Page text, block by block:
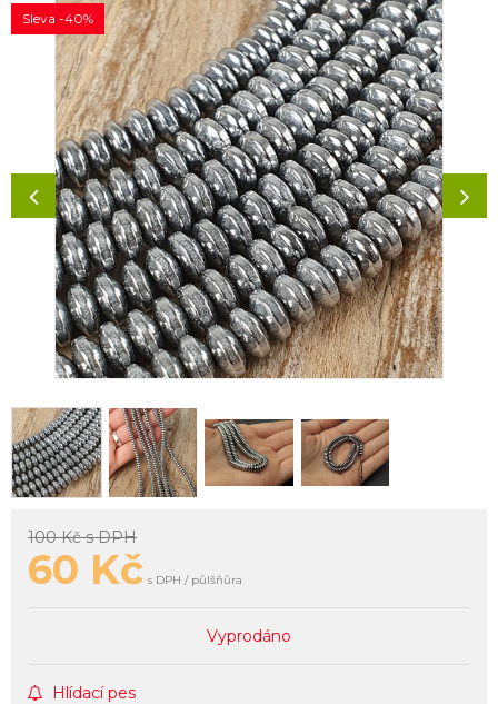
Sleva -40%
100 Kčs DPH
60 Kč s DPH / půlšňůra
Vyprodáno
Hlídací pes